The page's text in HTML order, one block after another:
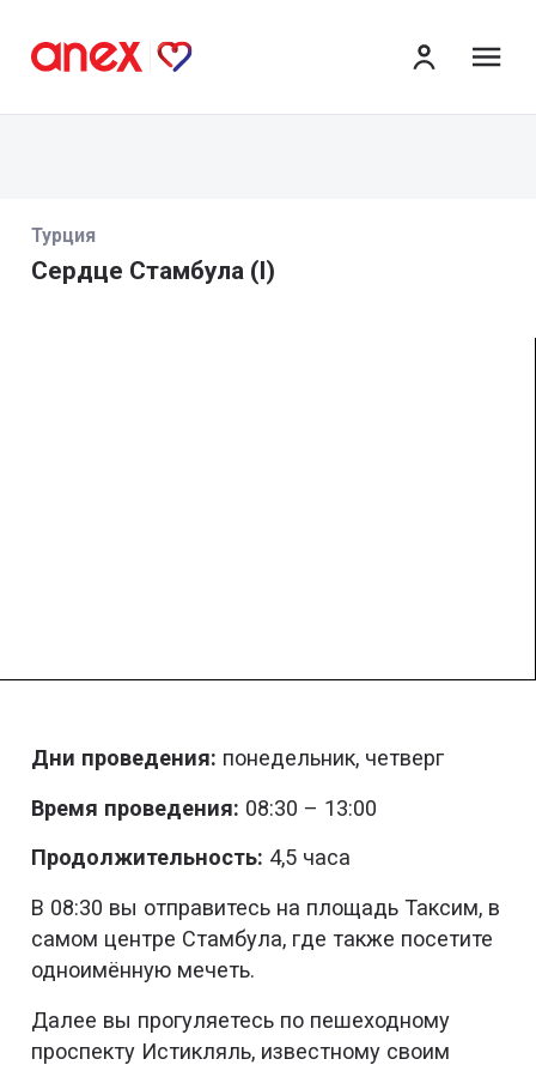
Турция
Сердце Стамбула (I)
Дни проведения: понедельник, четверг
Время проведения: 08:30 – 13:00
Продолжительность: 4,5 часа
В 08:30 вы отправитесь на площадь Таксим, в
самом центре Стамбула, где также посетите
одноимённую мечеть.
Далее вы прогуляетесь по пешеходному
проспекту Истикляль, известному своим